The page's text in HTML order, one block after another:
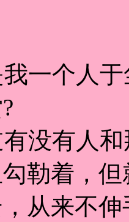
个人于
有人和
勒着，
从来不